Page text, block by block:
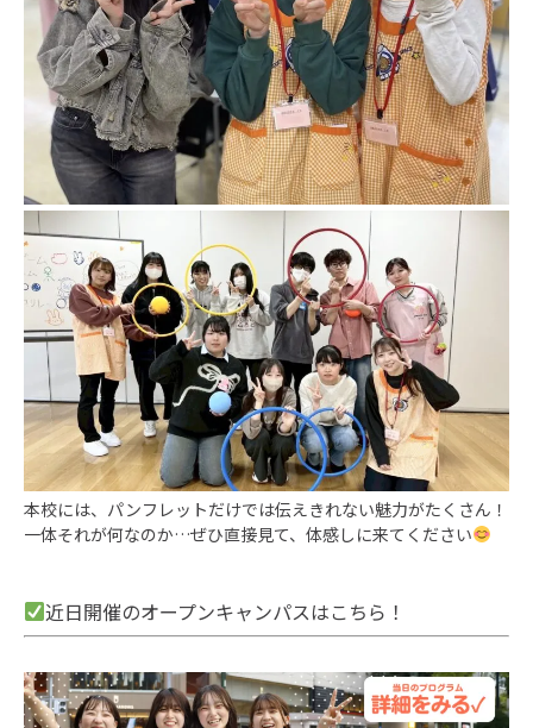
本校には、パンフレットだけでは伝えきれない魅力がたくさん！
一体それが何なのか…ぜひ直接見て、体感しに来てください
近日開催のオープンキャンパスはこちら！